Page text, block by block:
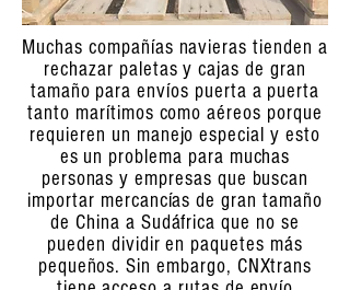
Muchas compañías navieras tienden a
rechazar paletas y cajas de gran
tamaño para envíos puerta a puerta
tanto marítimos como aéreos porque
requieren un manejo especial y esto
es un problema para muchas
personas y empresas que buscan
importar mercancías de gran tamaño
de China a Sudáfrica que no se
pueden dividir en paquetes más
pequeños. Sin embargo, CNXtrans